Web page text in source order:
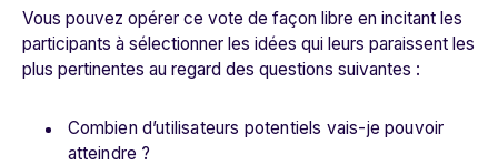
Vous pouvez opérer ce vote de façon libre en incitant les
participants à sélectionner les idées qui leurs paraissent les
plus pertinentes au regard des questions suivantes :
Combien d’utilisateurs potentiels vais-je pouvoir
atteindre ?